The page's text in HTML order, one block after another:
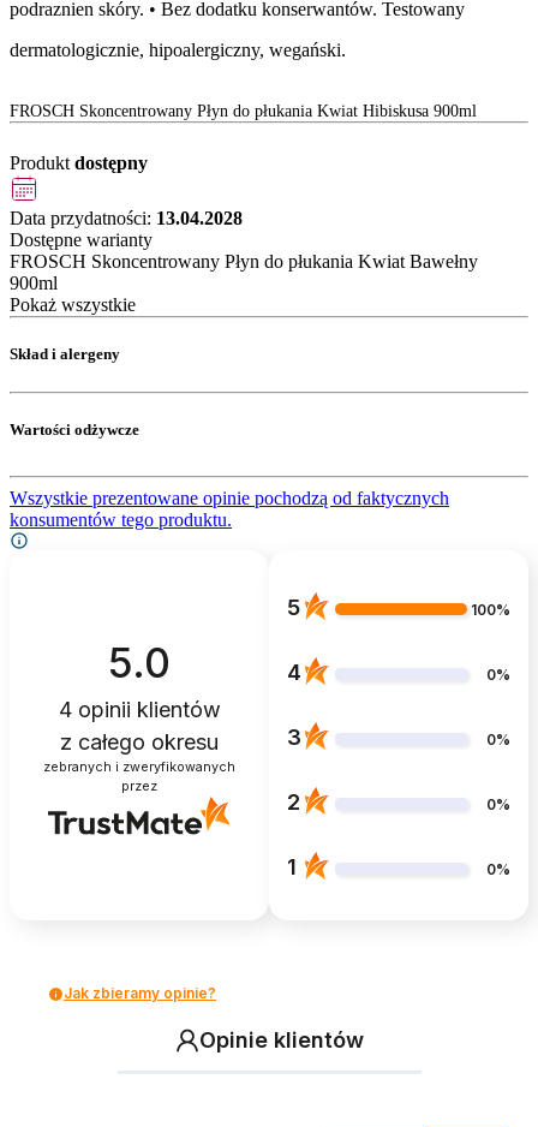
podraznien skóry. • Bez dodatku konserwantów. Testowany
dermatologicznie, hipoalergiczny, wegański.
FROSCH Skoncentrowany Płyn do płukania Kwiat Hibiskusa 900ml
Produkt dostępny
Data przydatności: 13.04.2028
Dostępne warianty
FROSCH Skoncentrowany Płyn do płukania Kwiat Bawełny
900ml
Pokaż wszystkie
Skład i alergeny
Wartości odżywcze
Wszystkie prezentowane opinie pochodzą od faktycznych
konsumentów tego produktu.
5.0
4opinii klientów
z całego okresu
zebranych i zweryfikowanych
przez
5 100%
4 0%
3 0%
2 0%
1 0%
Jak zbieramy opinie?
Opinie klientów